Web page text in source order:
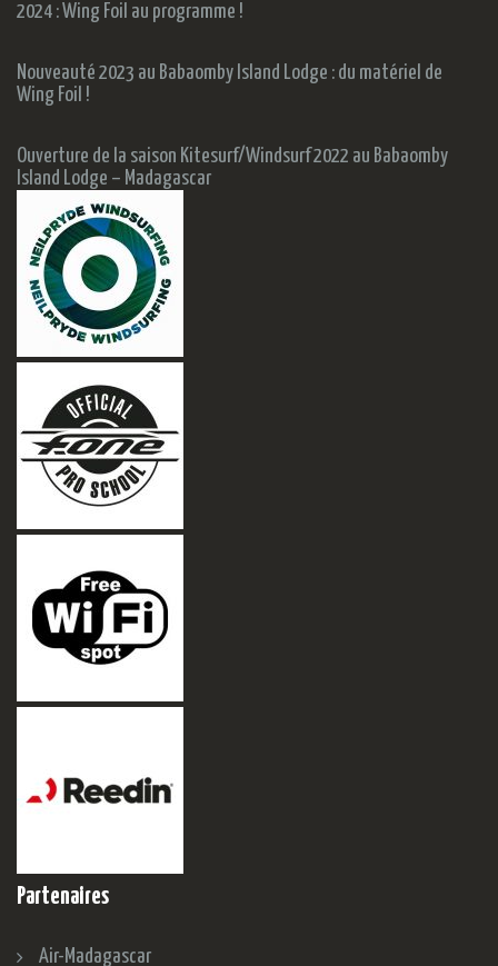
2024 : Wing Foil au programme !
Nouveauté 2023 au Babaomby Island Lodge : du matériel de
Wing Foil !
Ouverture de la saison Kitesurf/Windsurf 2022 au Babaomby
Island Lodge – Madagascar
Partenaires
Air-Madagascar